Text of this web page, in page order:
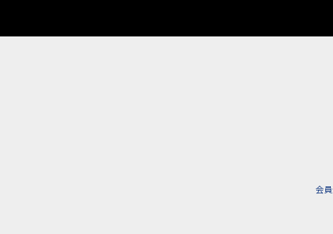
会員